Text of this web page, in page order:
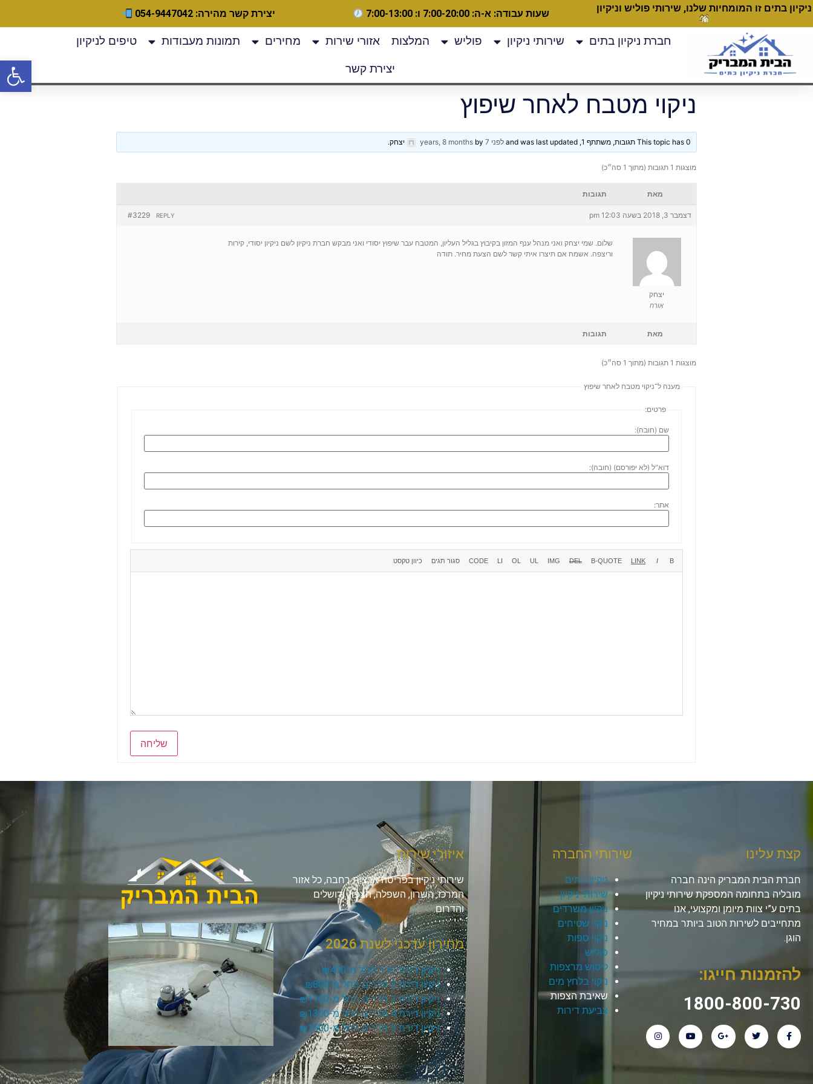
ניקיון בתים זו המומחיות שלנו, שירותי פוליש וניקיון שעות עבודה: א-ה: 7:00-20:00 ו: 7:00-13:00 יצירת קשר מהירה: 054-9447042
חברת ניקיון בתים שירותי ניקיון פוליש המלצות אזורי שירות מחירים תמונות מעבודות טיפים לניקיון
יצירת קשר
ניקוי מטבח לאחר שיפוץ
This topic has 0 תגובות, משתתף 1, and was last updated לפני 7 years, 8 months by יצחק.
מוצגות 1 תגובות (מתוך 1 סה״כ)
מאת תגובות
דצמבר 3, 2018 בשעה 12:03 pm #3229 REPLY
יצחק
אורח
שלום. שמי יצחק ואני מנהל ענף המזון בקיבוץ בגליל העליון, המטבח עבר שיפוץ יסודי ואני מבקש חברת ניקיון לשם ניקיון יסודי, קירות
וריצפה. אשמח אם תיצרו איתי קשר לשם הצעת מחיר. תודה
מאת תגובות
מוצגות 1 תגובות (מתוך 1 סה״כ)
מענה ל־ניקוי מטבח לאחר שיפוץ
פרטים:
שם (חובה):
דוא"ל (לא יפורסם) (חובה):
אתר:
שליחה
קצת עלינו
חברת הבית המבריק הינה חברה
מובליה בתחומה המספקת שירותי ניקיון
בתים ע”י צוות מיומן ומקצועי, אנו
מתחייבים לשירות הטוב ביותר במחיר
הוגן.
להזמנות חייגו:
1800-800-730
שירותי החברה
ניקיון בתים
שירותי ניקיון
ניקיון משרדים
ניקוי שטיחים
ניקוי ספות
פוליש
ליטוש מרצפות
ניקוי בלחץ מים
שאיבת הצפות
צביעת דירות
איזורי שירות
שירותי ניקיון בפריסה ארצית רחבה, כל אזור
המרכז, השרון, השפלה, הצפון, ירושלים
והדרום.
מחירון עדכני לשנת 2026
ניקיון דירת חדר החל מ-₪400
ניקיון דירת 2 חדרים החל מ-₪800
ניקיון דירת 3 חדרים החל מ-₪1100
ניקיון דירת 4 חדרים החל מ-₪1300
ניקיון דירת 5 חדרים החל מ-₪1500